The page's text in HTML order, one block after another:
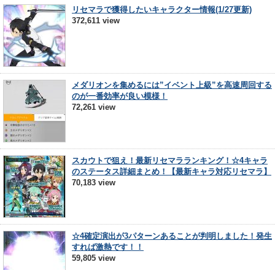
リセマラで獲得したいキャラクター情報(1/27更新)
372,611 view
メダリオンを集めるには”イベント上級”を高速周回する
のが一番効率が良い模様！
72,261 view
スカウトで狙え！最新リセマラランキング！☆4キャラ
のステータス詳細まとめ！【最新キャラ対応リセマラ】
70,183 view
☆4確定演出が3パターンあることが判明しました！発生
すれば激熱です！！
59,805 view